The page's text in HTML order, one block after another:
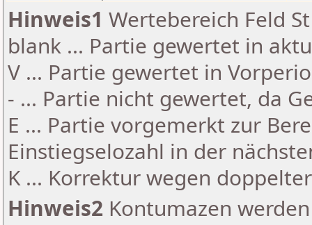
Hinweis1 Wertebereich Feld
blank ... Partie gewertet in
V ... Partie gewertet in
- ... Partie nicht gewertet, da
E ... Partie vorgemerkt zur
Einstiegselozahl in der
K ... Korrektur wegen
Hinweis2 Kontumazen